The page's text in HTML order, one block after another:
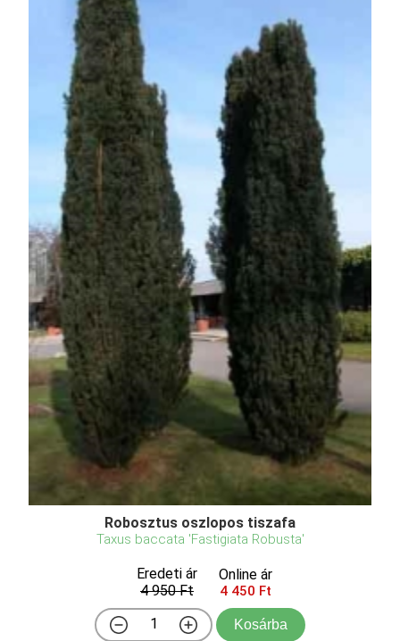
Robosztus oszlopos tiszafa
Taxus baccata 'Fastigiata Robusta'
Eredeti ár
4 950 Ft
Online ár
4 450 Ft
Kosárba